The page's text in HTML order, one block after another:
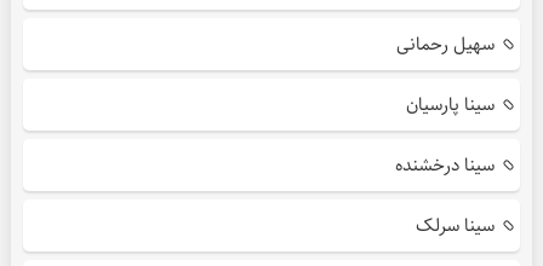
سهیل رحمانی
سینا پارسیان
سینا درخشنده
سینا سرلک